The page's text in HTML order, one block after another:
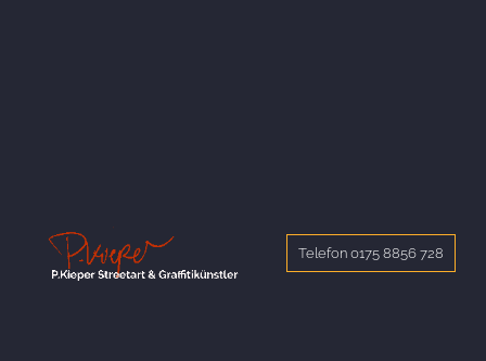
Telefon 0175 8856 728